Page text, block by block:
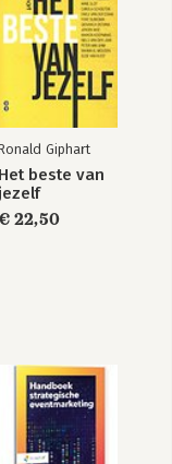
Giphart
Het beste van
jezelf
22,50